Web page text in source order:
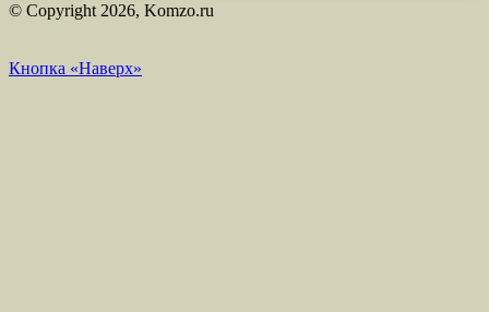
© Copyright 2026, Komzo.ru
Кнопка «Наверх»